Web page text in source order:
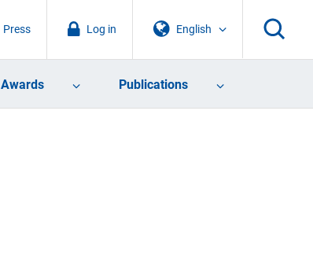
English
Log in
Press
Awards Publications